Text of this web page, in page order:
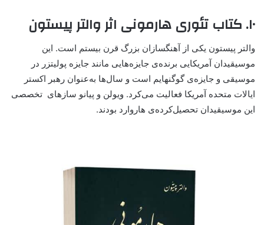
۱۰. کتاب تئوری هارمونی اثر والتر پیستون
والتر پیستون یکی از آهنگسازان بزرگ قرن بیستم است. این
موسیقیدان آمریکایی برنده‌ی جایزه‌هایی مانند جایزه پولیتزر در
موسیقی و جایزه‌ی گوگنهایم است و سال‌ها به‌عنوان رهبر اکستر
ایالات متحده آمریکا فعالیت می‌کرد. ویولن و پیانو سازهای تخصصی
این موسیقیدان تحصیل‌کرده‌ی هاروارد بودند.